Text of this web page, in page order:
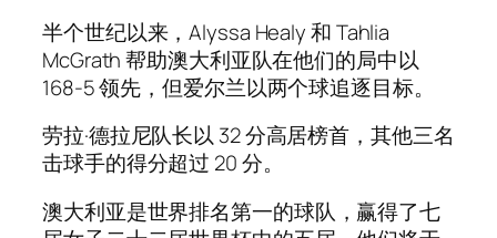
半个世纪以来，Alyssa Healy 和 Tahlia
McGrath 帮助澳大利亚队在他们的局中以
168-5 领先，但爱尔兰以两个球追逐目标。
劳拉·德拉尼队长以 32 分高居榜首，其他三名
击球手的得分超过 20 分。
澳大利亚是世界排名第一的球队，赢得了七